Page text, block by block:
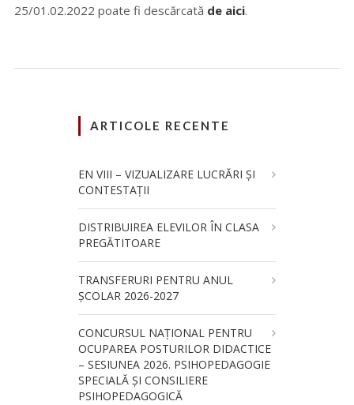
25/01.02.2022 poate fi descărcată de aici.
ARTICOLE RECENTE
EN VIII – VIZUALIZARE LUCRĂRI ȘI
CONTESTAȚII
DISTRIBUIREA ELEVILOR ÎN CLASA
PREGĂTITOARE
TRANSFERURI PENTRU ANUL
ȘCOLAR 2026-2027
CONCURSUL NAŢIONAL PENTRU
OCUPAREA POSTURILOR DIDACTICE
– SESIUNEA 2026. PSIHOPEDAGOGIE
SPECIALĂ ȘI CONSILIERE
PSIHOPEDAGOGICĂ